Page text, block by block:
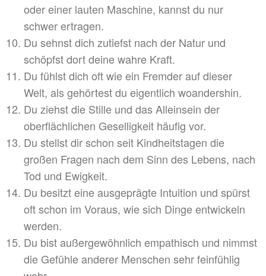
oder einer lauten Maschine, kannst du nur
schwer ertragen.
Du sehnst dich zutiefst nach der Natur und
schöpfst dort deine wahre Kraft.
Du fühlst dich oft wie ein Fremder auf dieser
Welt, als gehörtest du eigentlich woandershin.
Du ziehst die Stille und das Alleinsein der
oberflächlichen Geselligkeit häufig vor.
Du stellst dir schon seit Kindheitstagen die
großen Fragen nach dem Sinn des Lebens, nach
Tod und Ewigkeit.
Du besitzt eine ausgeprägte Intuition und spürst
oft schon im Voraus, wie sich Dinge entwickeln
werden.
Du bist außergewöhnlich empathisch und nimmst
die Gefühle anderer Menschen sehr feinfühlig